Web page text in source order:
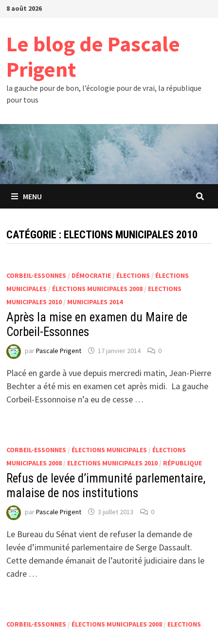
Passer
8 août 2026
Le blog de Pascale
Prigent
la gauche pour de bon, l’écologie pour de vrai, la république
pour tous
MENU
CATÉGORIE : ELECTIONS MUNICIPALES 2010
CORBEIL-ESSONNES / DÉMOCRATIE/ ÉLECTIONS / ÉLECTIONS
MUNICIPALES / ÉLECTIONS MUNICIPALES 2008/ ELECTIONS
MUNICIPALES 2010/ MUNICIPALES 2014
Après la mise en examen du Maire de
Corbeil-Essonnes
parPascale Prigent 17 janvier 2014 0
Placé en garde à vue depuis mercredi matin, Jean-Pierre
Bechter a été mis en examen cet après midi. La gauche
Corbeil-Essonnoise n’a eu de cesse …
CORBEIL-ESSONNES / ÉLECTIONS MUNICIPALES / ÉLECTIONS
MUNICIPALES 2008/ ELECTIONS MUNICIPALES 2010/ RÉPUBLIQUE
Refus de levée d’immunité parlementaire,
malaise de nos institutions
parPascale Prigent 3 juillet 2013 0
Le Bureau du Sénat vient de refuser la demande de
levée d’immunité parlementaire de Serge Dassault.
Cette demande émanait de l’autorité judiciaire dans le
cadre …
CORBEIL-ESSONNES / ÉLECTIONS MUNICIPALES 2008/ ELECTIONS